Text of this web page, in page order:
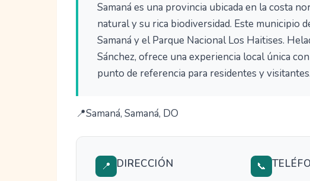
Samaná es una provincia ubicada en la costa
natural y su rica biodiversidad. Este municipio
Samaná y el Parque Nacional Los Haitises.
Sánchez, ofrece una experiencia local única
punto de referencia para residentes y visitantes.
Samaná, Samaná, DO
📍 DIRECCIÓN
📞